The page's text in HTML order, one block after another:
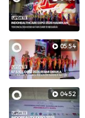
05:54
04:52